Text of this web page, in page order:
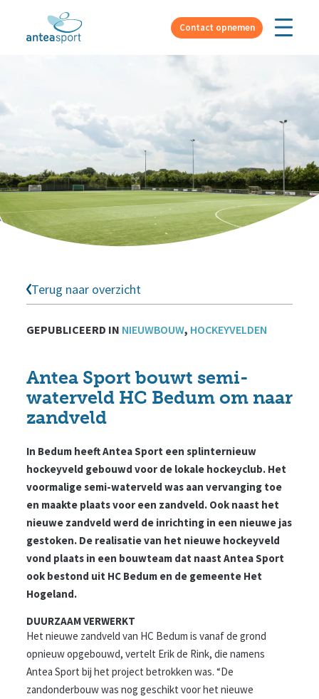
Contact opnemen
Terug naar overzicht
GEPUBLICEERD IN NIEUWBOUW, HOCKEYVELDEN
Antea Sport bouwt semi-
waterveld HC Bedum om naar
zandveld
In Bedum heeft Antea Sport een splinternieuw
hockeyveld gebouwd voor de lokale hockeyclub. Het
voormalige semi-waterveld was aan vervanging toe
en maakte plaats voor een zandveld. Ook naast het
nieuwe zandveld werd de inrichting in een nieuwe jas
gestoken. De realisatie van het nieuwe hockeyveld
vond plaats in een bouwteam dat naast Antea Sport
ook bestond uit HC Bedum en de gemeente Het
Hogeland.
DUURZAAM VERWERKT
Het nieuwe zandveld van HC Bedum is vanaf de grond
opnieuw opgebouwd, vertelt Erik de Rink, die namens
Antea Sport bij het project betrokken was. “De
zandonderbouw was nog geschikt voor het nieuwe